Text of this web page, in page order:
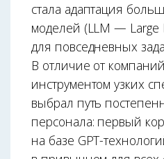
стала адаптация
моделей (LLM — Large
для повседневных
В отличие от
инструментом узких
выбрал путь
персонала: первый
на базе GPT-